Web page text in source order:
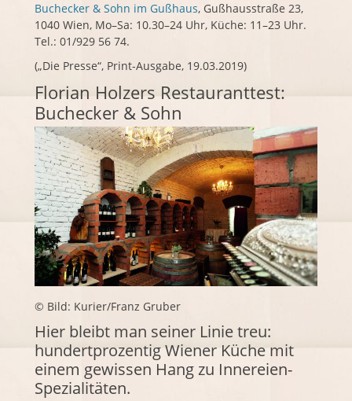
Buchecker & Sohn im Gußhaus, Gußhausstraße 23,
1040 Wien, Mo–Sa: 10.30–24 Uhr, Küche: 11–23 Uhr.
Tel.: 01/929 56 74.
(„Die Presse“, Print-Ausgabe, 19.03.2019)
Florian Holzers Restauranttest:
Buchecker & Sohn
© Bild: Kurier/Franz Gruber
Hier bleibt man seiner Linie treu:
hundertprozentig Wiener Küche mit
einem gewissen Hang zu Innereien-
Spezialitäten.